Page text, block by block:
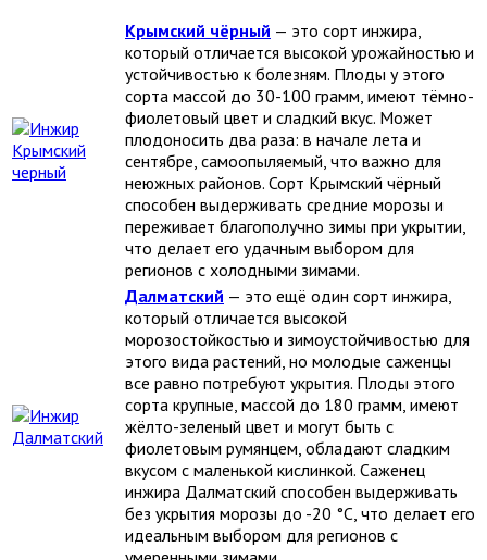
Крымский чёрный — это сорт инжира,
который отличается высокой урожайностью и
устойчивостью к болезням. Плоды у этого
сорта массой до 30-100 грамм, имеют тёмно-
фиолетовый цвет и сладкий вкус. Может
плодоносить два раза: в начале лета и
сентябре, самоопыляемый, что важно для
неюжных районов. Сорт Крымский чёрный
способен выдерживать средние морозы и
переживает благополучно зимы при укрытии,
что делает его удачным выбором для
регионов с холодными зимами.
Далматский — это ещё один сорт инжира,
который отличается высокой
морозостойкостью и зимоустойчивостью для
этого вида растений, но молодые саженцы
все равно потребуют укрытия. Плоды этого
сорта крупные, массой до 180 грамм, имеют
жёлто-зеленый цвет и могут быть с
фиолетовым румянцем, обладают сладким
вкусом с маленькой кислинкой. Саженец
инжира Далматский способен выдерживать
без укрытия морозы до -20 °C, что делает его
идеальным выбором для регионов с